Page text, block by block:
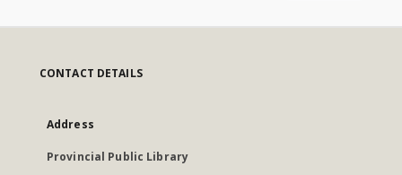
CONTACT DETAILS
Address
Provincial Public Library